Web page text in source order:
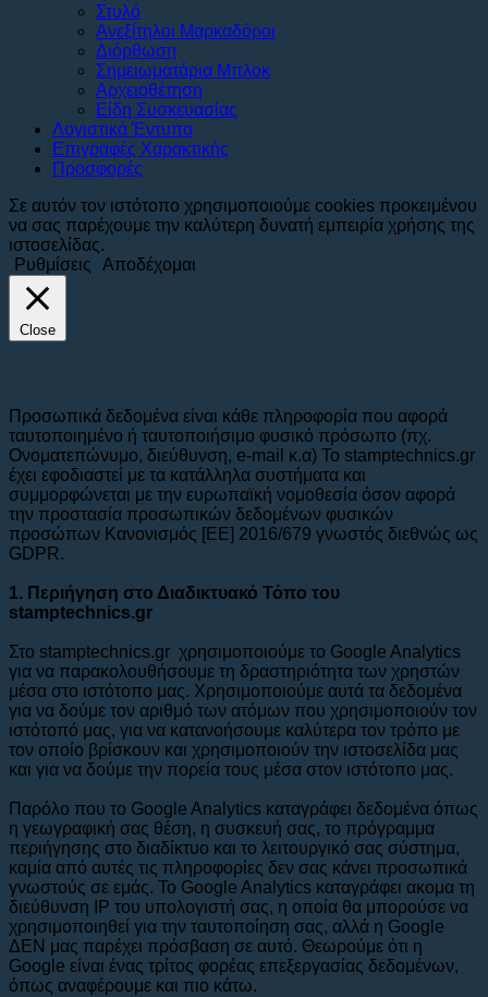
Στυλό
Ανεξίτηλοι Μαρκαδόροι
Διόρθωση
Σημειωματάρια Μπλοκ
Αρχειοθέτηση
Είδη Συσκευασίας
Λογιστικά Έντυπα
Επιγραφές Χαρακτικής
Προσφορές
Σε αυτόν τον ιστότοπο χρησιμοποιούμε cookies προκειμένου
να σας παρέχουμε την καλύτερη δυνατή εμπειρία χρήσης της
ιστοσελίδας.
Ρυθμίσεις
Αποδέχομαι
Close
Προσωπικά δεδομένα είναι κάθε πληροφορία που αφορά
ταυτοποιημένο ή ταυτοποιήσιμο φυσικό πρόσωπο (πχ.
Ονοματεπώνυμο, διεύθυνση, e-mail κ.α) To stamptechnics.gr
έχει εφοδιαστεί με τα κατάλληλα συστήματα και
συμμορφώνεται με την ευρωπαϊκή νομοθεσία όσον αφορά
την προστασία προσωπικών δεδομένων φυσικών
προσώπων Κανονισμός [ΕΕ] 2016/679 γνωστός διεθνώς ως
GDPR.
1. Περιήγηση στο Διαδικτυακό Τόπο του
stamptechnics.gr
Στο stamptechnics.gr χρησιμοποιούμε το Google Analytics
για να παρακολουθήσουμε τη δραστηριότητα των χρηστών
μέσα στο ιστότοπο μας. Χρησιμοποιούμε αυτά τα δεδομένα
για να δούμε τον αριθμό των ατόμων που χρησιμοποιούν τον
ιστότοπό μας, για να κατανοήσουμε καλύτερα τον τρόπο με
τον οποίο βρίσκουν και χρησιμοποιούν την ιστοσελίδα μας
και για να δούμε την πορεία τους μέσα στον ιστότοπο μας.
Παρόλο που το Google Analytics καταγράφει δεδομένα όπως
η γεωγραφική σας θέση, η συσκευή σας, το πρόγραμμα
περιήγησης στο διαδίκτυο και το λειτουργικό σας σύστημα,
καμία από αυτές τις πληροφορίες δεν σας κάνει προσωπικά
γνωστούς σε εμάς. Το Google Analytics καταγράφει ακομα τη
διεύθυνση IP του υπολογιστή σας, η οποία θα μπορούσε να
χρησιμοποιηθεί για την ταυτοποίηση σας, αλλά η Google
ΔΕΝ μας παρέχει πρόσβαση σε αυτό. Θεωρούμε ότι η
Google είναι ένας τρίτος φορέας επεξεργασίας δεδομένων,
όπως αναφέρουμε και πιο κάτω.